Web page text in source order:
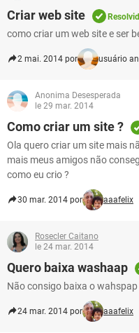
Criar web site
como criar um web site e ser
2 mai. 2014 por usuário
Anonima Desesperada
le 29 mar. 2014
Como criar um site ?
Ola quero criar um site mais
mais meus amigos não
como eu crio ?
30 mar. 2014 por aaafelix
Rosecler Caitano
le 24 mar. 2014
Quero baixa washaap
Não consigo baixa o
24 mar. 2014 por aaafelix